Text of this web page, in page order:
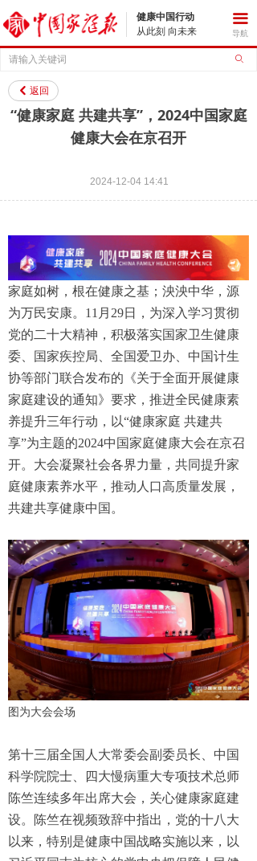
ꄙ
健康中国行动
从此刻 向未来
끀
导航
“健康家庭 共建共享”，2024中国家庭
健康大会在京召开
낒 返回
2024-12-04 14:41
家庭如树，根在健康之基；泱泱中华，源
为万民安康。11月29日，为深入学习贯彻
党的二十大精神，积极落实国家卫生健康
委、国家疾控局、全国爱卫办、中国计生
协等部门联合发布的《关于全面开展健康
家庭建设的通知》要求，推进全民健康素
养提升三年行动，以“健康家庭 共建共
享”为主题的2024中国家庭健康大会在京召
开。大会凝聚社会各界力量，共同提升家
庭健康素养水平，推动人口高质量发展，
共建共享健康中国。
图为大会会场
第十三届全国人大常委会副委员长、中国
科学院院士、四大慢病重大专项技术总师
陈竺连续多年出席大会，关心健康家庭建
设。陈竺在视频致辞中指出，党的十八大
以来，特别是健康中国战略实施以来，以